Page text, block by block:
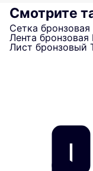
Смотрите
Сетка бронзовая
Лента бронзовая
Лист бронзовый